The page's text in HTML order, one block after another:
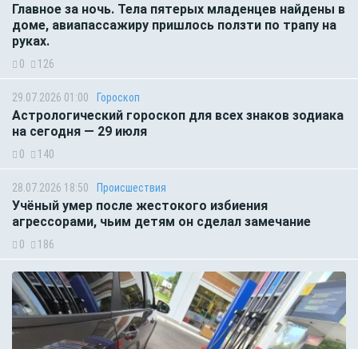
Главное за ночь. Тела пятерых младенцев найдены в
доме, авиапассажиру пришлось ползти по трапу на
руках.
0 126
29.07.2026 01:00 Гороскоп
Астрологический гороскоп для всех знаков зодиака
на сегодня — 29 июля
0 140
28.07.2026 18:50 Происшествия
Учёный умер после жестокого избиения
агрессорами, чьим детям он сделал замечание
0 186